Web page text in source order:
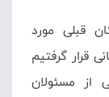
علیرغم اینکه در 9 استان قبلی مورد
قرار گرفتیم
از مسئولان